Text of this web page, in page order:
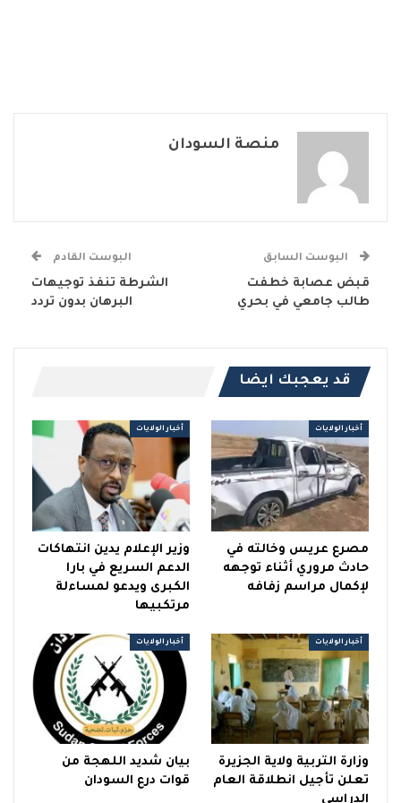
منصة السودان
البوست السابق
قبض عصابة خطفت
طالب جامعي في بحري
البوست القادم
الشرطة تنفذ توجيهات
البرهان بدون تردد
قد يعجبك ايضا
أخبار الولايات
مصرع عريس وخالته في
حادث مروري أثناء توجهه
لإكمال مراسم زفافه
أخبار الولايات
وزير الإعلام يدين انتهاكات
الدعم السريع في بارا
الكبرى ويدعو لمساءلة
مرتكبيها
أخبار الولايات
وزارة التربية ولاية الجزيرة
تعلن تأجيل انطلاقة العام
الدراسي
أخبار الولايات
بيان شديد اللهجة من
قوات درع السودان